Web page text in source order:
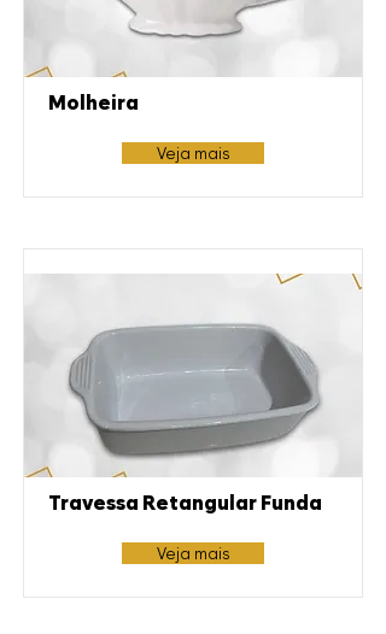
Molheira
Veja mais
Travessa Retangular Funda
Veja mais